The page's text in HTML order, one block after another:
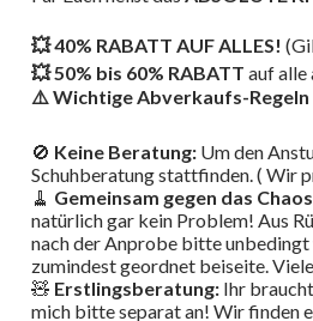
💥 40% RABATT AUF ALLES!
💥 50% bis 60% RABATT auf alle
⚠️ Wichtige Abverkaufs-
🚫 Keine Beratung:Um den
Schuhberatung stattfinden. ( Wir
🧹 Gemeinsam gegen das
natürlich gar kein Problem! Aus
nach der Anprobe bitte
zumindest geordnet beiseite.
🧸 Erstlingsberatung:Ihr
mich bitte separat an! Wir finden